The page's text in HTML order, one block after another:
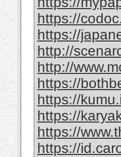
https://
https://
http://
http://
https://
https://
https://
https://
https://